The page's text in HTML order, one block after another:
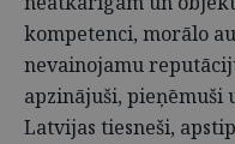
kompetenci, morālo
nevainojamu
apzinājuši, pieņēmuši
Latvijas tiesneši,